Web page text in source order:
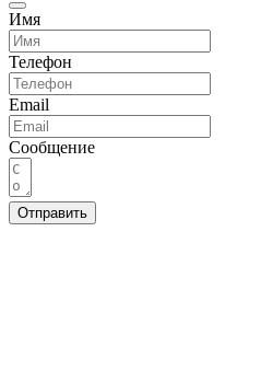
Имя
Телефон
Email
Сообщение
Отправить